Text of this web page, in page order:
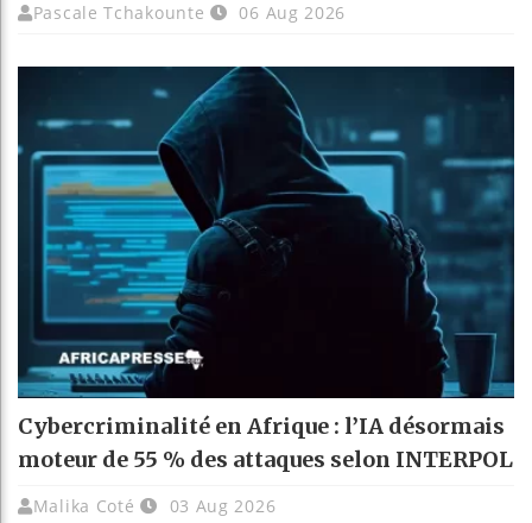
Pascale Tchakounte 06 Aug 2026
Cybercriminalité en Afrique : l’IA désormais
moteur de 55 % des attaques selon INTERPOL
Malika Coté 03 Aug 2026